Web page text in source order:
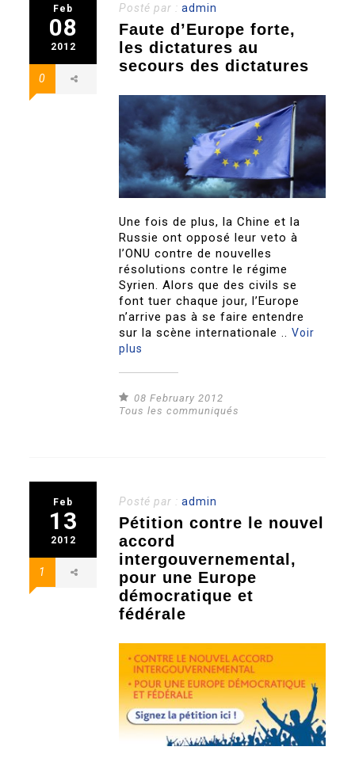
Feb
08
2012
0
Posté par :admin
Faute d’Europe forte,
les dictatures au
secours des dictatures
Une fois de plus, la Chine et la
Russie ont opposé leur veto à
l’ONU contre de nouvelles
résolutions contre le régime
Syrien. Alors que des civils se
font tuer chaque jour, l’Europe
n’arrive pas à se faire entendre
sur la scène internationale ..Voir
plus
08 February 2012
Tous les communiqués
Feb
13
2012
1
Posté par :admin
Pétition contre le nouvel
accord
intergouvernemental,
pour une Europe
démocratique et
fédérale